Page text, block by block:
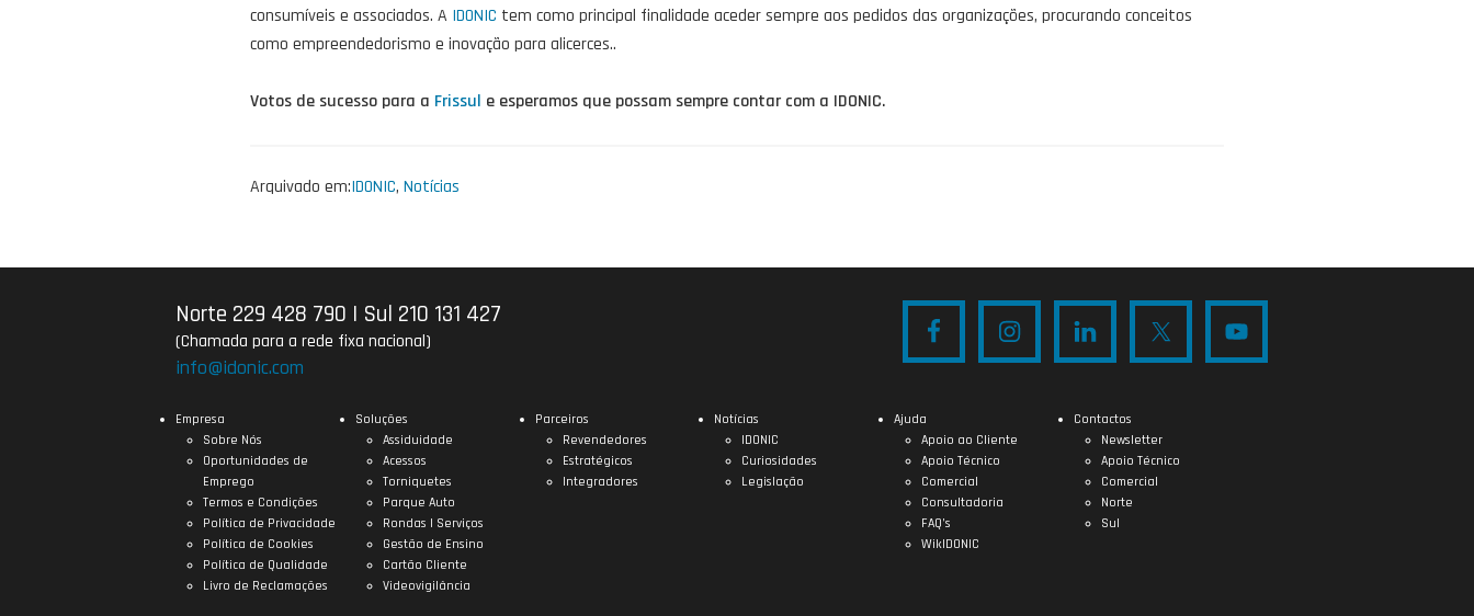
consumíveis e associados. A IDONIC tem como principal finalidade aceder sempre aos pedidos das organizações, procurando conceitos
como empreendedorismo e inovação para alicerces..
Votos de sucesso para a Frissul e esperamos que possam sempre contar com a IDONIC.
Arquivado em:IDONIC,Notícias
Norte 229 428 790 | Sul 210 131 427
(Chamada para a rede fixa nacional)
info@idonic.com
Empresa
Sobre Nós
Oportunidades de
Emprego
Termos e Condições
Política de Privacidade
Política de Cookies
Política de Qualidade
Livro de Reclamações
Soluções
Assiduidade
Acessos
Torniquetes
Parque Auto
Rondas | Serviços
Gestão de Ensino
Cartão Cliente
Videovigilância
Parceiros
Revendedores
Estratégicos
Integradores
Notícias
IDONIC
Curiosidades
Legislação
Ajuda
Apoio ao Cliente
Apoio Técnico
Comercial
Consultadoria
FAQ’s
WikIDONIC
Contactos
Newsletter
Apoio Técnico
Comercial
Norte
Sul